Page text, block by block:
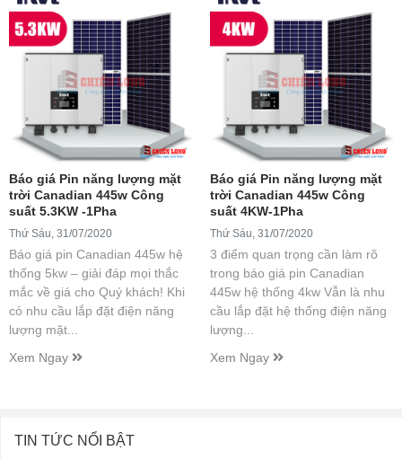
Báo giá Pin năng lượng mặt
trời Canadian 445w Công
suất 5.3KW -1Pha
Thứ Sáu, 31/07/2020
Báo giá pin Canadian 445w hệ
thống 5kw – giải đáp mọi thắc
mắc về giá cho Quý khách! Khi
có nhu cầu lắp đặt điện năng
lượng mặt...
Xem Ngay
Báo giá Pin năng lượng mặt
trời Canadian 445w Công
suất 4KW-1Pha
Thứ Sáu, 31/07/2020
3 điểm quan trọng cần làm rõ
trong báo giá pin Canadian
445w hệ thống 4kw Vẫn là nhu
cầu lắp đặt hệ thống điện năng
lượng...
Xem Ngay
TIN TỨC NỔI BẬT